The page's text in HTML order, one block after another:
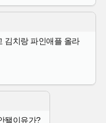
김치랑 파인애플 올라
됄이유가?